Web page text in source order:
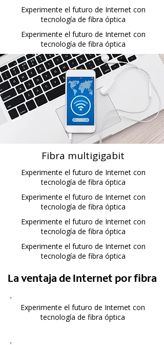
Experimente el futuro de Internet con
tecnología de fibra óptica
Experimente el futuro de Internet con
tecnología de fibra óptica
Fibra multigigabit
Experimente el futuro de Internet con
tecnología de fibra óptica
Experimente el futuro de Internet con
tecnología de fibra óptica
Experimente el futuro de Internet con
tecnología de fibra óptica
Experimente el futuro de Internet con
tecnología de fibra óptica
La ventaja de Internet por fibra
Experimente el futuro de Internet con
tecnología de fibra óptica